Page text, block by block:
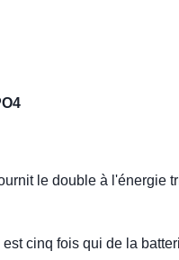
le double à l'énergie
cinq fois qui de la